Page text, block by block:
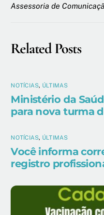
Assessoria de
Related Posts
NOTÍCIAS, ÚLTIMAS
Ministério da
para nova turma
NOTÍCIAS, ÚLTIMAS
Você informa
registro